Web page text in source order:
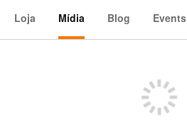
Loja
Mídia Blog Events